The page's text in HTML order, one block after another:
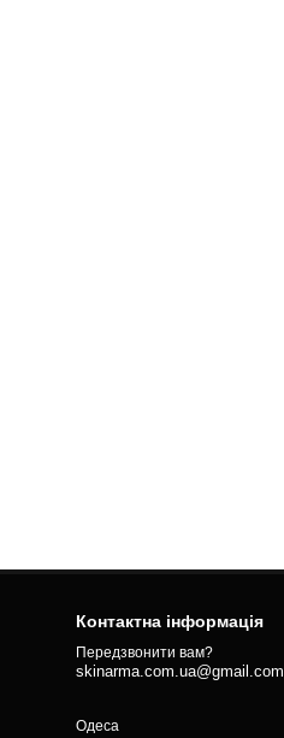
Контактна інформація
Передзвонити вам?
skinarma.com.ua@gmail.com
Одеса